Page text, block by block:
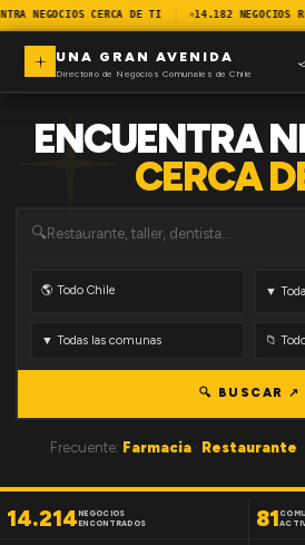
NEGOCIOS CERCA DE TI 14.182 NEGOCIOS
UNA GRAN AVENIDA
Directorio de Negocios Comunales de Chile
ENCUENTRA
CERCA
🔍
🔍 BUSCAR ↗
Frecuente: Farmacia · Restaurante ·
14.214NEGOCIOS
ENCONTRADOS
81